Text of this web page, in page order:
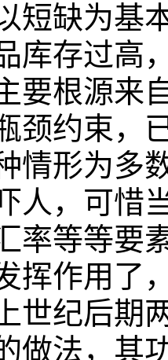
短缺为基
库存过高
要根源来
颈约束，
情形为多
人，可惜
率等等要
挥作用了
世纪后期
做法，其